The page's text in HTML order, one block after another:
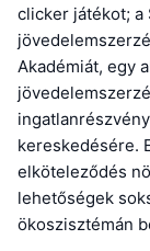
clicker játékot; a
Akadémiát, egy
kereskedésére.
elköteleződés
lehetőségek
ökoszisztémán